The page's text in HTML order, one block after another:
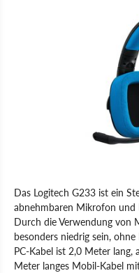
Das Logitech G233 ist ein
abnehmbaren Mikrofon und
Durch die Verwendung von
besonders niedrig sein,
PC-Kabel ist 2,0 Meter
Meter langes Mobil-Kabel